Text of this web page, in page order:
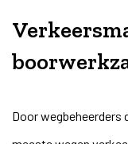
Door wegbeheerders